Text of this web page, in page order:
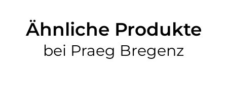
Ähnliche Produkte
bei Praeg Bregenz